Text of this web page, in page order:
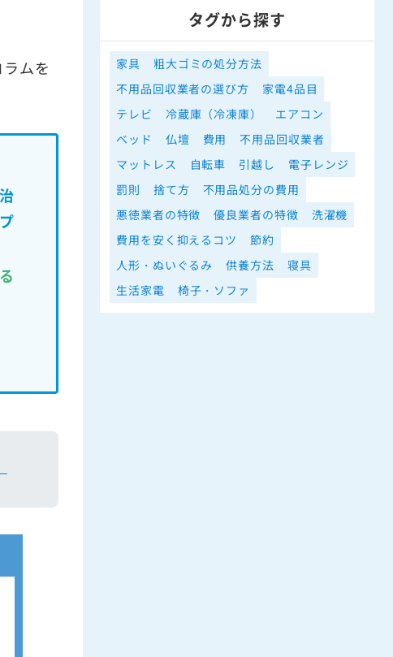
ムを
タグから探す
家具
粗大ゴミの処分方法
不用品回収業者の選び方
家電4品目
テレビ
冷蔵庫（冷凍庫）
エアコン
ベッド
仏壇 費用
不用品回収業者
マットレス
自転車 引越し
電子レンジ
罰則
捨て方
不用品処分の費用
悪徳業者の特徴
優良業者の特徴
洗濯機
費用を安く抑えるコツ
節約
人形・ぬいぐるみ
供養方法
寝具
生活家電
椅子・ソファ